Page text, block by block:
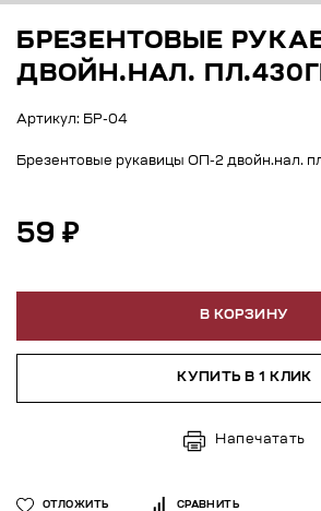
БРЕЗЕНТОВЫЕ
ДВОЙН.НАЛ.
Артикул: БР-04
Брезентовые рукавицы ОП-2 двойн.нал.
59 ₽
В КОРЗИНУ
КУПИТЬ В 1 КЛИК
Напечатать
ОТЛОЖИТЬ СРАВНИТЬ